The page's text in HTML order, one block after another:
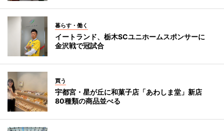
暮らす・働く
イートランド、栃木SCユニホームスポンサーに
金沢戦で冠試合
買う
宇都宮・星が丘に和菓子店「あわしま堂」新店
80種類の商品並べる